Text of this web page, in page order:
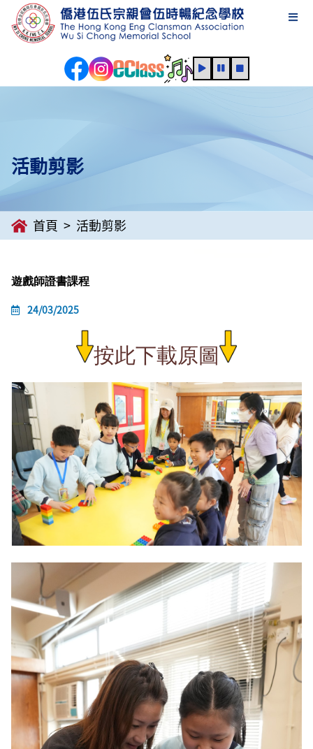
活動剪影
首頁 活動剪影
遊戲師證書課程
24/03/2025
按此下載原圖